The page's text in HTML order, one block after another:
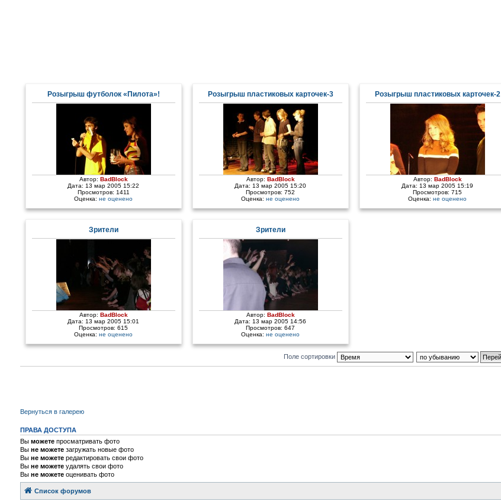
Розыгрыш футболок «Пилота»!
Автор: BadBlock
Дата: 13 мар 2005 15:22
Просмотров: 1411
Оценка:не оценено
Розыгрыш плаcтиковых карточек-3
Автор: BadBlock
Дата: 13 мар 2005 15:20
Просмотров: 752
Оценка:не оценено
Розыгрыш плаcтиковых карточек-2
Автор: BadBlock
Дата: 13 мар 2005 15:19
Просмотров: 715
Оценка:не оценено
Зрители
Автор: BadBlock
Дата: 13 мар 2005 15:01
Просмотров: 615
Оценка:не оценено
Зрители
Автор: BadBlock
Дата: 13 мар 2005 14:56
Просмотров: 647
Оценка:не оценено
Поле сортировки
Вернуться в галерею
ПРАВА ДОСТУПА
Вы можетепросматривать фото
Вы не можетезагружать новые фото
Вы не можетередактировать свои фото
Вы не можетеудалять свои фото
Вы не можетеоценивать фото
Список форумов